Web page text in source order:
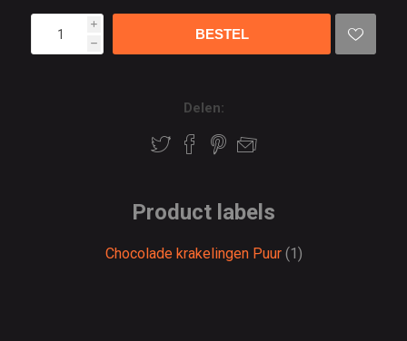
i
h
Delen:
Product labels
Chocolade krakelingen Puur (1)